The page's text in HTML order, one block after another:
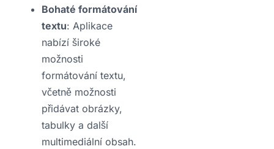
Bohaté formátování
textu: Aplikace
nabízí široké
možnosti
formátování textu,
včetně možnosti
přidávat obrázky,
tabulky a další
multimediální obsah.